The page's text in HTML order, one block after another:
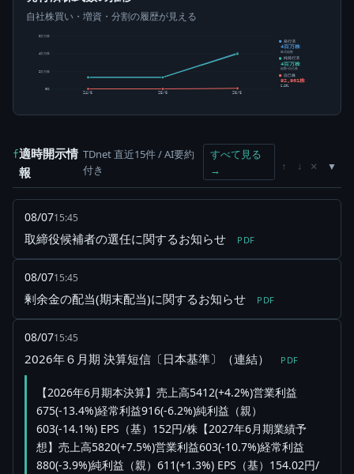
自社株買い・増資・分割の履歴が見える
0株
2百万株
4百万株
6百万株
24/6 25/6 26/6
発行済
4百万株
株式総数
純発行済
4百万株
総数-自己株
自己株
92,901株
2.29%
f適時開示情
報
TDnet 直近15件 / AI要約
付き
すべて見る
→
↑ ↓ ×
08/0715:45
取締役候補者の選任に関するお知らせ PDF
08/0715:45
剰余金の配当(期末配当)に関するお知らせ PDF
08/0715:45
2026年６月期 決算短信〔日本基準〕（連結） PDF
【2026年6月期本決算】売上高5412(+4.2%)営業利益
675(-13.4%)経常利益916(-6.2%)純利益（親）
603(-14.1%) EPS（基）152円/株【2027年6月期業績予
想】売上高5820(+7.5%)営業利益603(-10.7%)経常利益
880(-3.9%)純利益（親）611(+1.3%) EPS（基）154.02円/